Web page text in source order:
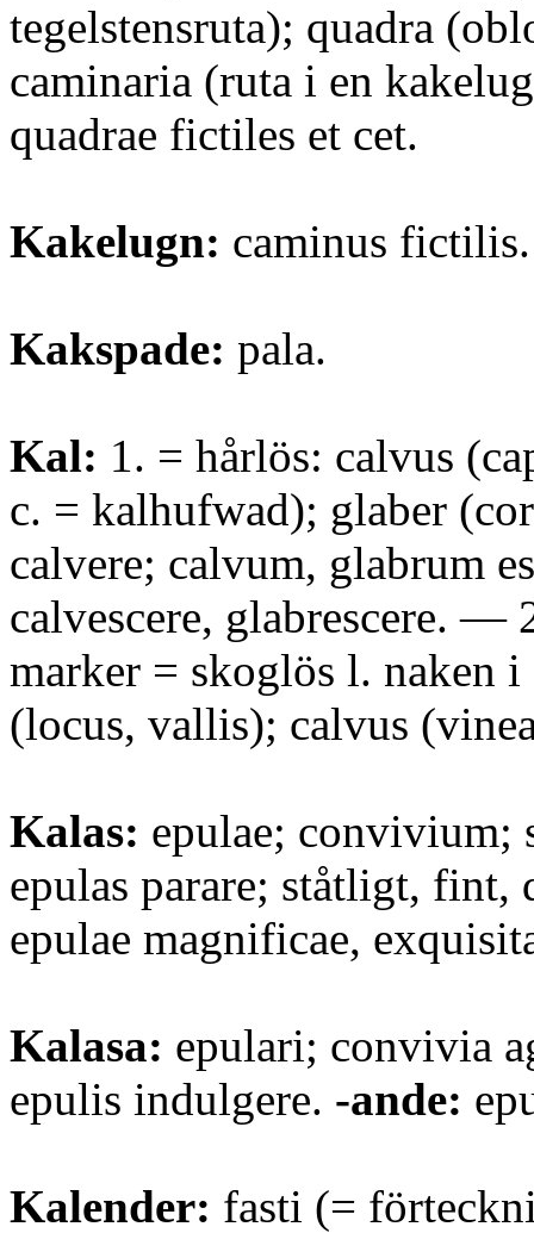
tegelstensruta); quadra
caminaria (ruta i en
quadrae fictiles et cet.
Kakelugn: caminus fictilis.
Kakspade: pala.
Kal: 1. = hårlös: calvus
c. = kalhufwad); glaber
calvere; calvum, glabrum
calvescere, glabrescere. —
marker = skoglös l. naken
(locus, vallis); calvus
Kalas: epulae; convivium;
epulas parare; ståtligt, fint,
epulae magnificae,
Kalasa: epulari; convivia
epulis indulgere. -ande:
Kalender: fasti (=